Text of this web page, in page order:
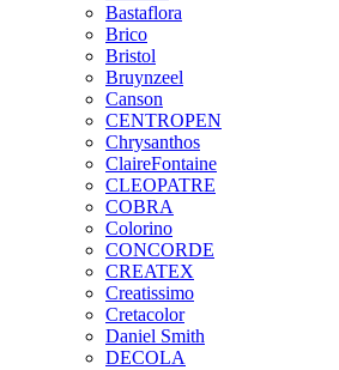
Bastaflora
Brico
Bristol
Bruynzeel
Canson
CENTROPEN
Chrysanthos
ClaireFontaine
CLEOPATRE
COBRA
Colorino
CONCORDE
CREATEX
Creatissimo
Cretacolor
Daniel Smith
DECOLA